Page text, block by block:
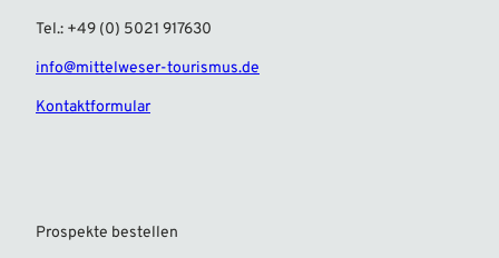
Tel.: +49 (0) 5021 917630
info@mittelweser-tourismus.de
Kontaktformular
Prospekte bestellen